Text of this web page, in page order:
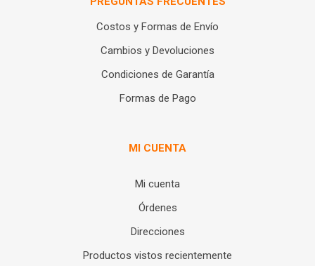
Costos y Formas de Envío
Cambios y Devoluciones
Condiciones de Garantía
Formas de Pago
MI CUENTA
Mi cuenta
Órdenes
Direcciones
Productos vistos recientemente